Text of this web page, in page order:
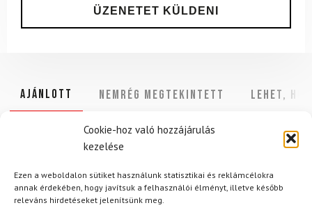
Cookie-hoz való hozzájárulás
kezelése
Ezen a weboldalon sütiket használunk statisztikai és reklámcélokra
annak érdekében, hogy javítsuk a felhasználói élményt, illetve később
releváns hirdetéseket jelenítsünk meg.
Ajánlott NEMRÉG MEGTEKINTETT Lehet,